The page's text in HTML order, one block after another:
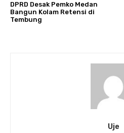
DPRD Desak Pemko Medan
Bangun Kolam Retensi di
Tembung
Uje